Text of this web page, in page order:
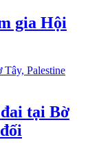
gia Hội
tại Bờ